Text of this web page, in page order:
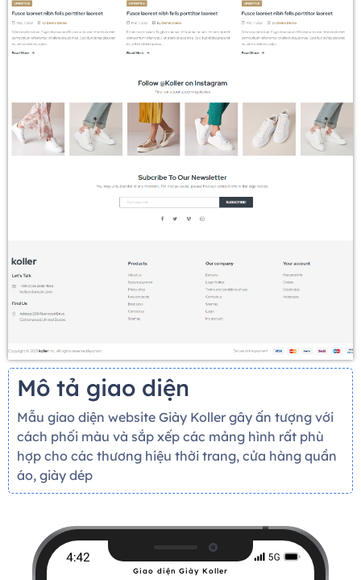
Mô tả giao diện
Mẫu giao diện website Giày Koller gây ấn tượng với
cách phối màu và sắp xếp các mảng hình rất phù
hợp cho các thương hiệu thời trang, cửa hàng quần
áo, giày dép
Giao diện Giày Koller